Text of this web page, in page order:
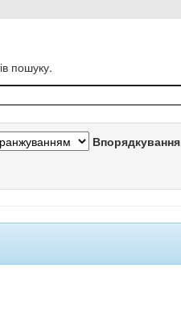
пошуку.
Впорядкування